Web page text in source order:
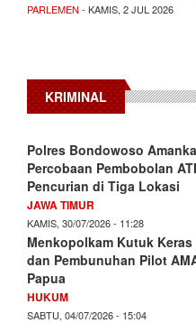
PARLEMEN - KAMIS, 2 JUL 2026
KRIMINAL
Polres Bondowoso
Percobaan Pembobolan
Pencurian di Tiga Lokasi
JAWA TIMUR
KAMIS, 30/07/2026 - 11:28
Menkopolkam Kutuk Keras
dan Pembunuhan Pilot
Papua
HUKUM
SABTU, 04/07/2026 - 15:04